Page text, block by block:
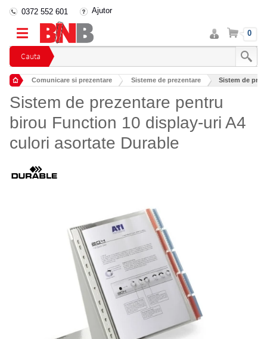
Cauta
0372 552 601 Ajutor
Intra
in
cont
Cos 0
Comunicare si prezentare Sisteme de prezentare Sistem de
Sistem de prezentare pentru
birou Function 10 display-uri A4
culori asortate Durable